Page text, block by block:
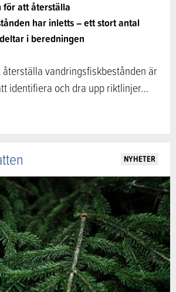
för att återställa
har inletts – ett stort antal
i beredningen
vandringsfiskbestånden är
identifiera och dra upp riktlinjer…
NYHETER